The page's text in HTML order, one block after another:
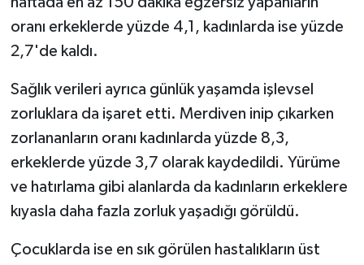
oranı erkeklerde yüzde 4,1, kadınlarda ise yüzde
2,7'de kaldı.
Sağlık verileri ayrıca günlük yaşamda işlevsel
zorluklara da işaret etti. Merdiven inip çıkarken
zorlananların oranı kadınlarda yüzde 8,3,
erkeklerde yüzde 3,7 olarak kaydedildi. Yürüme
ve hatırlama gibi alanlarda da kadınların erkeklere
kıyasla daha fazla zorluk yaşadığı görüldü.
Çocuklarda ise en sık görülen hastalıkların üst